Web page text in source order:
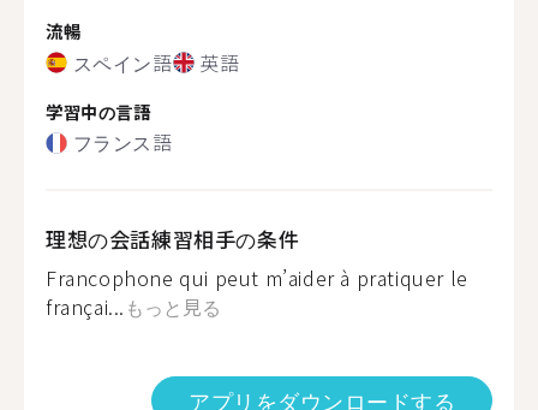
流暢
スペイン語 英語
学習中の言語
フランス語
理想の会話練習相手の条件
Francophone qui peut m’aider à pratiquer le
françai... もっと見る
アプリをダウンロードする